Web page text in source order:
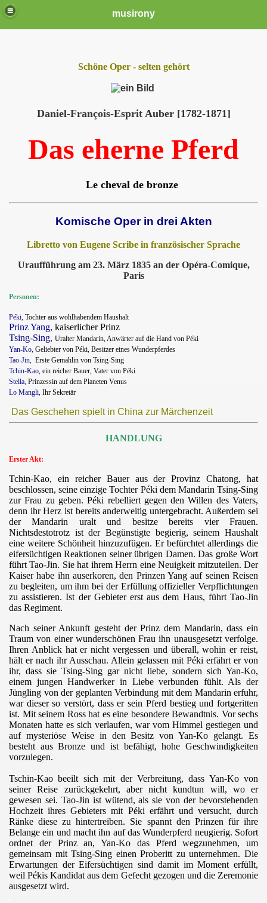
musirony
Schöne Oper - selten gehört
Daniel-François-Esprit Auber [1782-1871]
Das eherne Pferd
Le cheval de bronze
Komische Oper in drei Akten
Libretto von Eugene Scribe in französischer Sprache
Uraufführung am 23. März 1835 an der Opéra-Comique,
Paris
Personen:
Péki, Tochter aus wohlhabendem Haushalt
Prinz Yang, kaiserlicher Prinz
Tsing-Sing, Uralter Mandarin, Anwärter auf die Hand von Péki
Yan-Ko, Geliebter von Péki, Besitzer eines Wunderpferdes
Tao-Jin,
Erste Gemahlin von Tsing-Sing
Tchin-Kao, ein reicher Bauer, Vater von Péki
Stella, Prinzessin auf dem Planeten Venus
Lo Mangli Ihr Sekretär
Das Geschehen spielt in China zur Märchenzeit
HANDLUNG
Erster Akt:
Tchin-Kao, ein reicher Bauer aus der Provinz Chatong, hat
beschlossen, seine einzige Tochter Péki dem Mandarin Tsing-Sing
zur Frau zu geben. Péki rebelliert gegen den Willen des Vaters,
denn ihr Herz ist bereits anderweitig untergebracht. Außerdem sei
der Mandarin uralt und besitze bereits vier Frauen.
Nichtsdestotrotz ist der Begünstigte begierig, seinem Haushalt
eine weitere Schönheit hinzuzufügen. Er befürchtet allerdings die
eifersüchtigen Reaktionen seiner übrigen Damen. Das große Wort
führt Tao-Jin. Sie hat ihrem Herrn eine Neuigkeit mitzuteilen. Der
Kaiser habe ihn auserkoren, den Prinzen Yang auf seinen Reisen
zu begleiten, um ihm bei der Erfüllung offizieller Verpflichtungen
zu assistieren. Ist der Gebieter erst aus dem Haus, führt Tao-Jin
das Regiment.
Nach seiner Ankunft gesteht der Prinz dem Mandarin, dass ein
Traum von einer wunderschönen Frau ihn unausgesetzt verfolge.
Ihren Anblick hat er nicht vergessen und überall, wohin er reist,
hält er nach ihr Ausschau. Allein gelassen mit Péki erfährt er von
ihr, dass sie Tsing-Sing gar nicht liebe, sondern sich Yan-Ko,
einem jungen Handwerker in Liebe verbunden fühlt. Als der
Jüngling von der geplanten Verbindung mit dem Mandarin erfuhr,
war dieser so verstört, dass er sein Pferd bestieg und fortgeritten
ist. Mit seinem Ross hat es eine besondere Bewandtnis. Vor sechs
Monaten hatte es sich verlaufen, war vom Himmel gestiegen und
auf mysteriöse Weise in den Besitz von Yan-Ko gelangt. Es
besteht aus Bronze und ist befähigt, hohe Geschwindigkeiten
vorzulegen.
Tschin-Kao beeilt sich mit der Verbreitung, dass Yan-Ko von
seiner Reise zurückgekehrt, aber nicht kundtun will, wo er
gewesen sei. Tao-Jin ist wütend, als sie von der bevorstehenden
Hochzeit ihres Gebieters mit Péki erfährt und versucht, durch
Ränke diese zu hintertreiben. Sie spannt den Prinzen für ihre
Belange ein und macht ihn auf das Wunderpferd neugierig. Sofort
ordnet der Prinz an, Yan-Ko das Pferd wegzunehmen, um
gemeinsam mit Tsing-Sing einen Proberitt zu unternehmen. Die
Erwartungen der Eifersüchtigen sind damit im Moment erfüllt,
weil Pékis Kandidat aus dem Gefecht gezogen und die Zeremonie
ausgesetzt wird.